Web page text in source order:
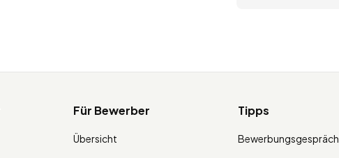
Für Bewerber
Übersicht
Tipps
Bewerbungsgespräch